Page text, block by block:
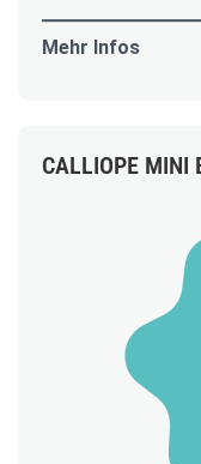
Mehr Infos
CALLIOPE MINI